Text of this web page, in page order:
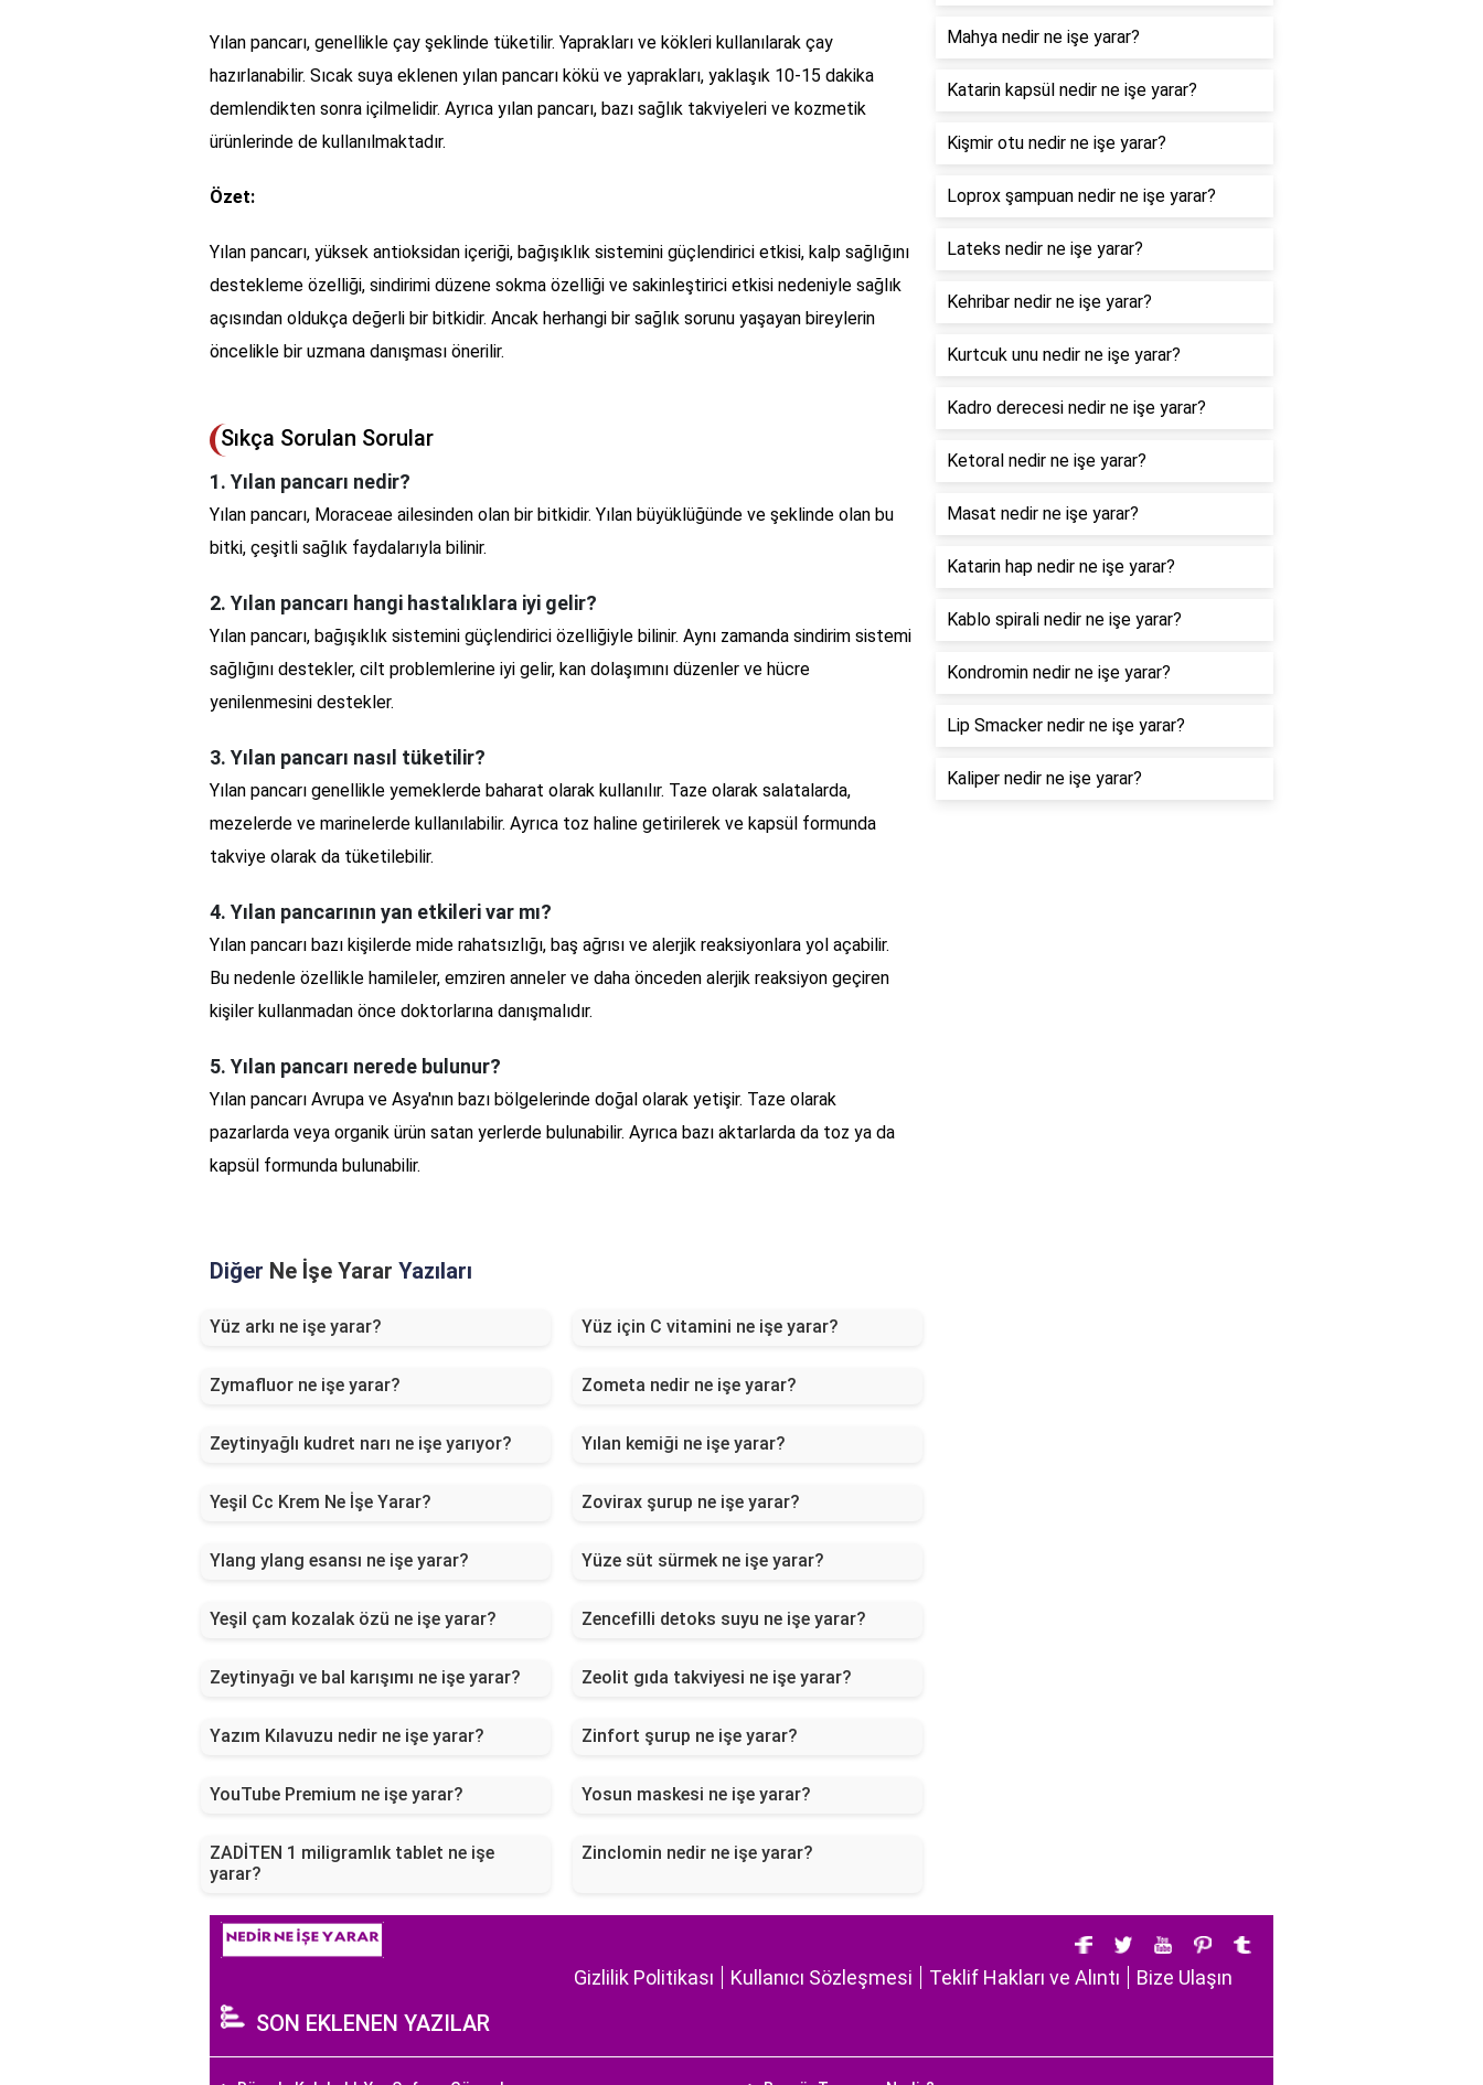
Yılan pancarı, genellikle çay şeklinde tüketilir. Yaprakları ve kökleri kullanılarak çay
hazırlanabilir. Sıcak suya eklenen yılan pancarı kökü ve yaprakları, yaklaşık 10-15 dakika
demlendikten sonra içilmelidir. Ayrıca yılan pancarı, bazı sağlık takviyeleri ve kozmetik
ürünlerinde de kullanılmaktadır.
Özet:
Yılan pancarı, yüksek antioksidan içeriği, bağışıklık sistemini güçlendirici etkisi, kalp sağlığını
destekleme özelliği, sindirimi düzene sokma özelliği ve sakinleştirici etkisi nedeniyle sağlık
açısından oldukça değerli bir bitkidir. Ancak herhangi bir sağlık sorunu yaşayan bireylerin
öncelikle bir uzmana danışması önerilir.
Sıkça Sorulan Sorular
1. Yılan pancarı nedir?
Yılan pancarı, Moraceae ailesinden olan bir bitkidir. Yılan büyüklüğünde ve şeklinde olan bu
bitki, çeşitli sağlık faydalarıyla bilinir.
2. Yılan pancarı hangi hastalıklara iyi gelir?
Yılan pancarı, bağışıklık sistemini güçlendirici özelliğiyle bilinir. Aynı zamanda sindirim sistemi
sağlığını destekler, cilt problemlerine iyi gelir, kan dolaşımını düzenler ve hücre
yenilenmesini destekler.
3. Yılan pancarı nasıl tüketilir?
Yılan pancarı genellikle yemeklerde baharat olarak kullanılır. Taze olarak salatalarda,
mezelerde ve marinelerde kullanılabilir. Ayrıca toz haline getirilerek ve kapsül formunda
takviye olarak da tüketilebilir.
4. Yılan pancarının yan etkileri var mı?
Yılan pancarı bazı kişilerde mide rahatsızlığı, baş ağrısı ve alerjik reaksiyonlara yol açabilir.
Bu nedenle özellikle hamileler, emziren anneler ve daha önceden alerjik reaksiyon geçiren
kişiler kullanmadan önce doktorlarına danışmalıdır.
5. Yılan pancarı nerede bulunur?
Yılan pancarı Avrupa ve Asya'nın bazı bölgelerinde doğal olarak yetişir. Taze olarak
pazarlarda veya organik ürün satan yerlerde bulunabilir. Ayrıca bazı aktarlarda da toz ya da
kapsül formunda bulunabilir.
Diğer Ne İşe Yarar Yazıları
Yüz arkı ne işe yarar? Yüz için C vitamini ne işe yarar?
Zymafluor ne işe yarar? Zometa nedir ne işe yarar?
Zeytinyağlı kudret narı ne işe yarıyor? Yılan kemiği ne işe yarar?
Yeşil Cc Krem Ne İşe Yarar? Zovirax şurup ne işe yarar?
Ylang ylang esansı ne işe yarar? Yüze süt sürmek ne işe yarar?
Yeşil çam kozalak özü ne işe yarar? Zencefilli detoks suyu ne işe yarar?
Zeytinyağı ve bal karışımı ne işe yarar? Zeolit gıda takviyesi ne işe yarar?
Yazım Kılavuzu nedir ne işe yarar? Zinfort şurup ne işe yarar?
YouTube Premium ne işe yarar? Yosun maskesi ne işe yarar?
ZADİTEN 1 miligramlık tablet ne işe
yarar?
Zinclomin nedir ne işe yarar?
Mahya nedir ne işe yarar?
Katarin kapsül nedir ne işe yarar?
Kişmir otu nedir ne işe yarar?
Loprox şampuan nedir ne işe yarar?
Lateks nedir ne işe yarar?
Kehribar nedir ne işe yarar?
Kurtcuk unu nedir ne işe yarar?
Kadro derecesi nedir ne işe yarar?
Ketoral nedir ne işe yarar?
Masat nedir ne işe yarar?
Katarin hap nedir ne işe yarar?
Kablo spirali nedir ne işe yarar?
Kondromin nedir ne işe yarar?
Lip Smacker nedir ne işe yarar?
Kaliper nedir ne işe yarar?
Gizlilik Politikası Kullanıcı Sözleşmesi Teklif Hakları ve Alıntı Bize Ulaşın
SON EKLENEN YAZILAR